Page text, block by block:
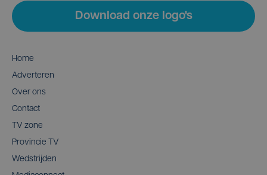
Download onze logo's
Home
Adverteren
Over ons
Contact
TV zone
Provincie TV
Wedstrijden